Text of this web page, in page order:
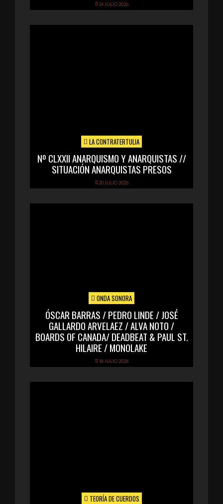
24 JULIO 2026
LA CONTRATERTULIA
Nº CLXXII ANARQUISMO Y ANARQUISTAS //
SITUACIÓN ANARQUISTAS PRESOS
20 JULIO 2026
ONDA SONORA
ÓSCAR BARRAS / PEDRO LINDE / JOSÉ
GALLARDO ARVELAEZ / ALVA NOTO /
BOARDS OF CANADA/ DEADBEAT & PAUL ST.
HILAIRE / MONOLAKE
18 JULIO 2026
TEORÍA DE CUERDOS